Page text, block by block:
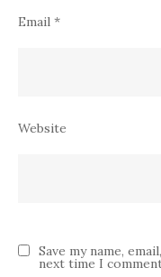
Email *
Website
Save my name,
next time I